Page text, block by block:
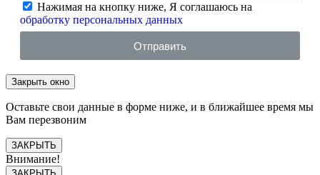
Нажимая на кнопку ниже, Я соглашаюсь на
обработку персональных данных
Отправить
Закрыть окно
Оставьте свои данные в форме ниже, и в ближайшее время мы
Вам перезвоним
ЗАКРЫТЬ
Внимание!